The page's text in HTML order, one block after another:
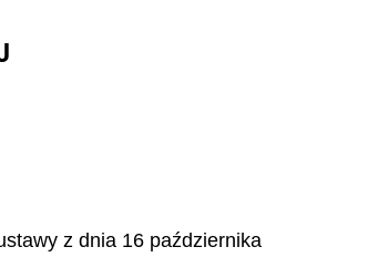
z dnia 16 października